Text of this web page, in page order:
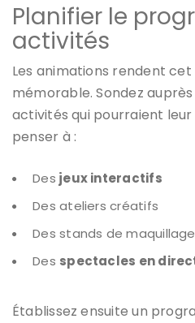
Planifier le
activités
Les animations rendent
mémorable. Sondez
activités qui pourraient leur
penser à :
Des jeux interactifs
Des ateliers créatifs
Des stands de
Des spectacles en
Établissez ensuite un